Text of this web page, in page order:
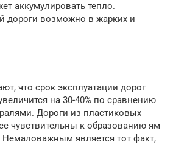
аккумулировать тепло.
дороги возможно в жарких и
что срок эксплуатации дорог
на 30-40% по сравнению
Дороги из пластиковых
чувствительны к образованию ям
Немаловажным является тот факт,